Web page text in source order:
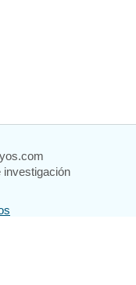
investigación